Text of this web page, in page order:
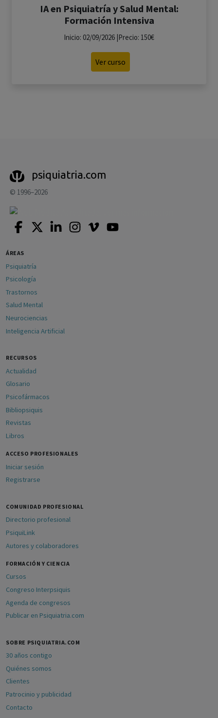
IA en Psiquiatría y Salud Mental:
Formación Intensiva
Inicio: 02/09/2026 |Precio: 150€
Ver curso
psiquiatria.com
© 1996–2026
ÁREAS
Psiquiatría
Psicología
Trastornos
Salud Mental
Neurociencias
Inteligencia Artificial
RECURSOS
Actualidad
Glosario
Psicofármacos
Bibliopsiquis
Revistas
Libros
ACCESO PROFESIONALES
Iniciar sesión
Registrarse
COMUNIDAD PROFESIONAL
Directorio profesional
PsiquiLink
Autores y colaboradores
FORMACIÓN Y CIENCIA
Cursos
Congreso Interpsiquis
Agenda de congresos
Publicar en Psiquiatria.com
SOBRE PSIQUIATRIA.COM
30 años contigo
Quiénes somos
Clientes
Patrocinio y publicidad
Contacto